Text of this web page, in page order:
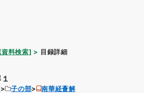
料検索] 目録詳細
子の部 南華経薈解